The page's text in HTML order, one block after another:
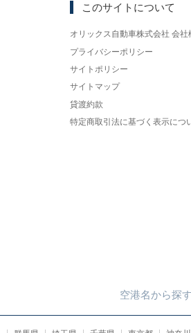
このサイトについて
オリックス自動車株式会社 会社
プライバシーポリシー
サイトポリシー
サイトマップ
貸渡約款
特定商取引法に基づく表示につ
空港名から探す